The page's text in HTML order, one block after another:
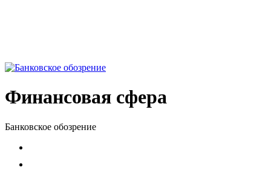
Финансовая сфера
Банковское обозрение